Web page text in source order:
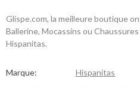
Glispe.com, la meilleure boutique
Ballerine, Mocassins ou
Hispanitas.
Marque: Hispanitas